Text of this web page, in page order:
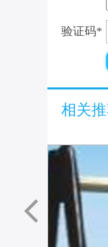
验证码*
相关